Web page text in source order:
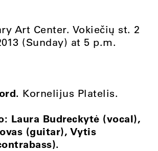
Art Center. Vokiečių st. 2
(Sunday) at 5 p.m.
Kornelijus Platelis.
Laura Budreckytė (vocal),
(guitar), Vytis